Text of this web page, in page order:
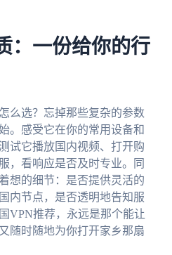
：一份给你的行
么选？忘掉那些复杂的参数
。感受它在你的常用设备和
试它播放国内视频、打开购
，看响应是否及时专业。同
想的细节：是否提供灵活的
内节点，是否透明地告知服
VPN推荐，永远是那个能让
随时随地为你打开家乡那扇